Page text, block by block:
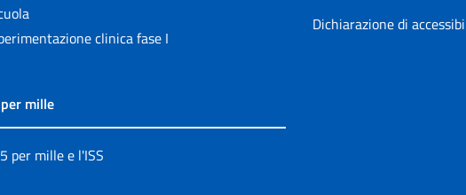
clinica fase I
mille
per mille e l'ISS
Dichiarazione di